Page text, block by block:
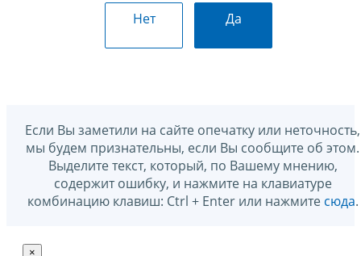
Нет Да
Если Вы заметили на сайте опечатку или неточность,
мы будем признательны, если Вы сообщите об этом.
Выделите текст, который, по Вашему мнению,
содержит ошибку, и нажмите на клавиатуре
комбинацию клавиш: Ctrl + Enter или нажмите сюда.
×